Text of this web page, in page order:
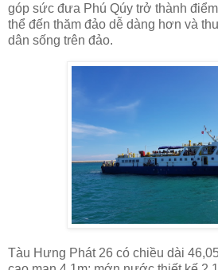
góp sức đưa Phú Qúy trở thành
thể đến thăm đảo dễ dàng hơn và
dân sống trên đảo.
Tàu Hưng Phát 26 có chiều dài